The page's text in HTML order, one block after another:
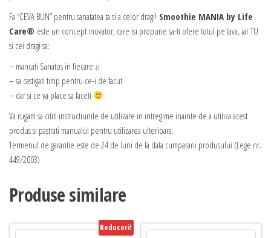
Fa “CEVA BUN” pentru sanatatea ta si a celor dragi! Smoothie MANIA by Life
Care® este un concept inovator, care isi propune sa-ti ofere totul pe tava, iar TU
si cei dragi sa:
– mancati Sanatos in fiecare zi
– sa castigati timp pentru ce-i de facut
– dar si ce va place sa faceti
Va rugam sa cititi instructiunile de utilizare in intregime inainte de a utiliza acest
produs si pastrati manualul pentru utilizarea ulterioara.
Termenul de garantie este de 24 de luni de la data cumpararii produsului (Lege nr.
449/2003)
Produse similare
Reduceri!